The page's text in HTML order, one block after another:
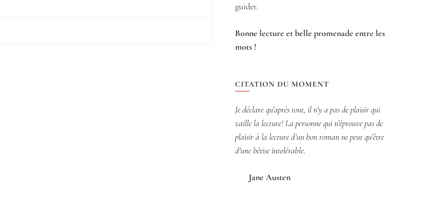
guider.
Bonne lecture et belle promenade entre les
mots !
CITATION DU MOMENT
Je déclare qu’après tout, il n’y a pas de plaisir qui
vaille la lecture! La personne qui n’éprouve pas de
plaisir à la lecture d’un bon roman ne peut qu’être
d’une bêtise intolérable.
Jane Austen